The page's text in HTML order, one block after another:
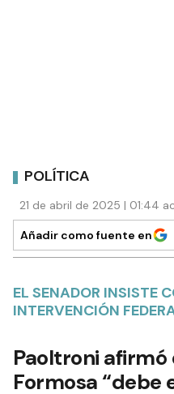
POLÍTICA
21 de abril de 2025 | 01:44
Añadir como fuente en
EL SENADOR INSISTE
INTERVENCIÓN
Paoltroni afirmó
Formosa “debe